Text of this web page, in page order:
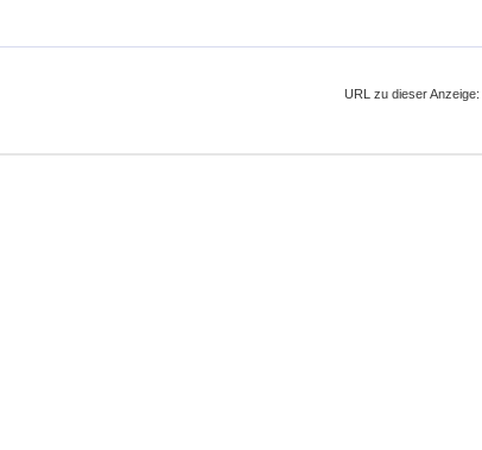
URL zu dieser Anzeige: